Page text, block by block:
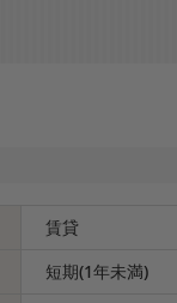
賃貸
短期(1年未満)